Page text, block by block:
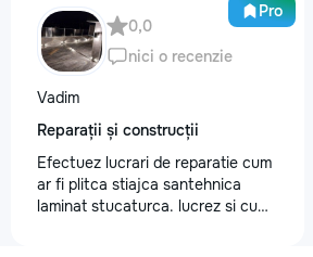
Pro
0,0
nici o recenzie
Vadim
Reparații și construcții
Efectuez lucrari de reparatie cum
ar fi plitca stiajca santehnica
laminat stucaturca. lucrez si cu